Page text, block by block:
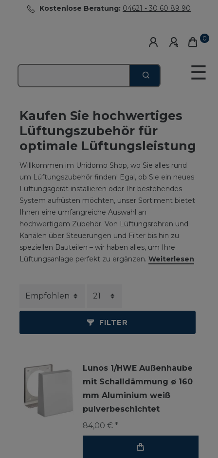
Kostenlose Beratung: 04621 - 30 60 89 90
0
☰
Kaufen Sie hochwertiges
Lüftungszubehör für
optimale Lüftungsleistung
Willkommen im Unidomo Shop, wo Sie alles rund
um Lüftungszubehör finden! Egal, ob Sie ein neues
Lüftungsgerät installieren oder Ihr bestehendes
System aufrüsten möchten, unser Sortiment bietet
Ihnen eine umfangreiche Auswahl an
hochwertigem Zubehör. Von Lüftungsrohren und
Kanälen über Steuerungen und Filter bis hin zu
speziellen Bauteilen – wir haben alles, um Ihre
Lüftungsanlage perfekt zu ergänzen. Weiterlesen
FILTER
Lunos 1/HWE Außenhaube
mit Schalldämmung ø 160
mm Aluminium weiß
pulverbeschichtet
84,00 € *